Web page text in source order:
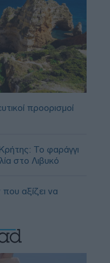
προορισμοί
Το φαράγγι
στο Λιβυκό
αξίζει να